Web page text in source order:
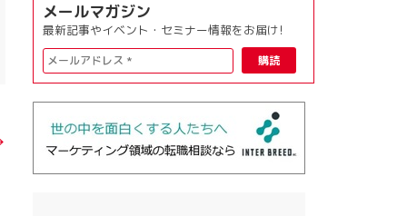
メールマガジン
最新記事やイベント・セミナー情報をお届け!